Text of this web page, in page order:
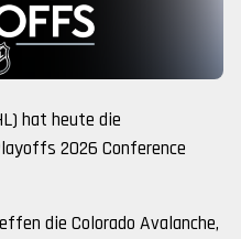
hat heute die
2026 Conference
die Colorado Avalanche,